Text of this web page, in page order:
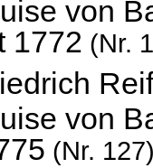
von
1772 (Nr.
von
(Nr.